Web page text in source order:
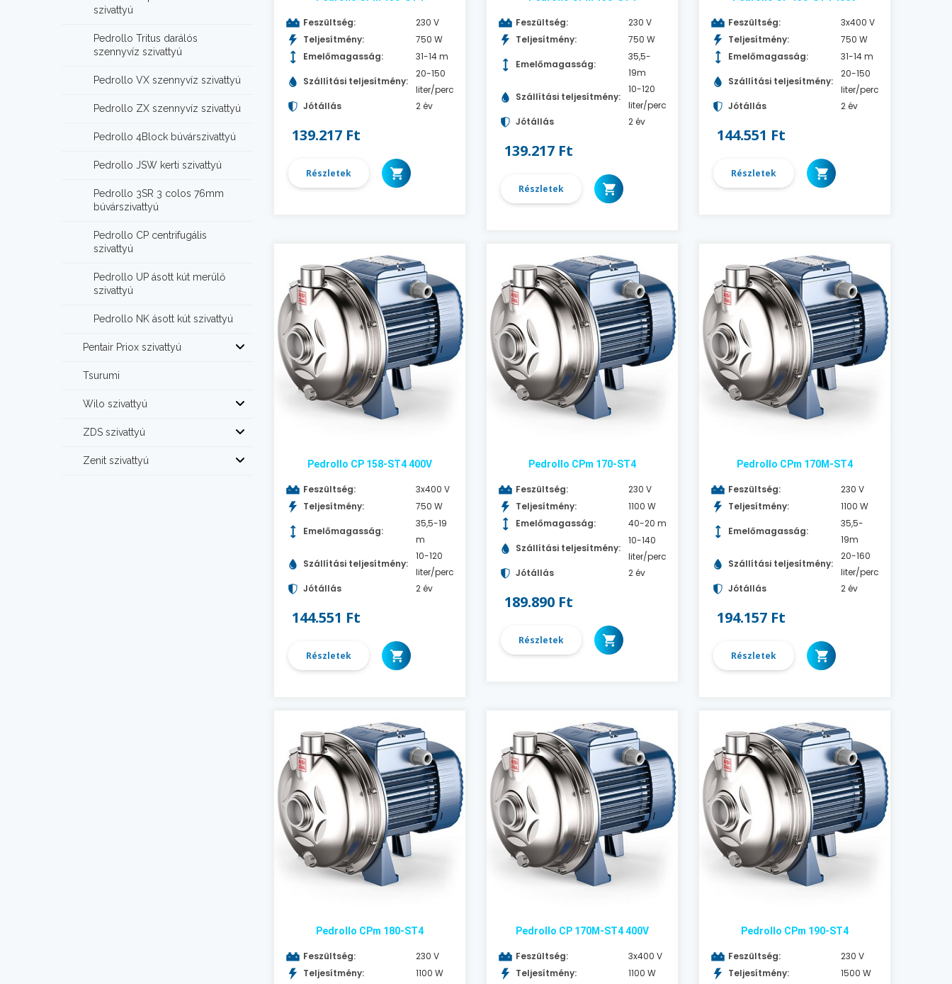
Feszültség:
230 V
Teljesítmény:
750 W
Emelőmagasság:
31-14 m
Szállítási teljesítmény:
20-150
liter/perc
Jótállás
2 év
139.217 Ft
Részletek
Feszültség:
230 V
Teljesítmény:
750 W
Emelőmagasság:
35,5-
19m
Szállítási teljesítmény:
10-120
liter/perc
Jótállás
2 év
139.217 Ft
Részletek
Feszültség:
3x400 V
Teljesítmény:
750 W
Emelőmagasság:
31-14 m
Szállítási teljesítmény:
20-150
liter/perc
Jótállás
2 év
144.551 Ft
Részletek
Pedrollo CP 158-ST4 400V
Feszültség:
3x400 V
Teljesítmény:
750 W
Emelőmagasság:
35,5-19
m
Szállítási teljesítmény:
10-120
liter/perc
Jótállás
2 év
144.551 Ft
Részletek
Pedrollo CPm 170-ST4
Feszültség:
230 V
Teljesítmény:
1100 W
Emelőmagasság:
40-20 m
Szállítási teljesítmény:
10-140
liter/perc
Jótállás
2 év
189.890 Ft
Részletek
Pedrollo CPm 170M-ST4
Feszültség:
230 V
Teljesítmény:
1100 W
Emelőmagasság:
35,5-
19m
Szállítási teljesítmény:
20-160
liter/perc
Jótállás
2 év
194.157 Ft
Részletek
Pedrollo CPm 180-ST4
Feszültség:
230 V
Teljesítmény:
1100 W
Pedrollo CP 170M-ST4 400V
Feszültség:
3x400 V
Teljesítmény:
1100 W
Pedrollo CPm 190-ST4
Feszültség:
230 V
Teljesítmény:
1500 W
szivattyú
Pedrollo Tritus darálós
szennyvíz szivattyú
Pedrollo VX szennyvíz szivattyú
Pedrollo ZX szennyvíz szivattyú
Pedrollo 4Block búvárszivattyú
Pedrollo JSW kerti szivattyú
Pedrollo 3SR 3 colos 76mm
búvárszivattyú
Pedrollo CP centrifugális
szivattyú
Pedrollo UP ásott kút merülő
szivattyú
Pedrollo NK ásott kút szivattyú
Pentair Priox szivattyú
Tsurumi
Wilo szivattyú
ZDS szivattyú
Zenit szivattyú